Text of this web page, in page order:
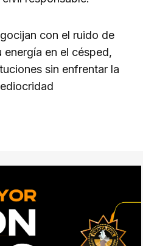
con el ruido de
energía en el césped,
sin enfrentar la